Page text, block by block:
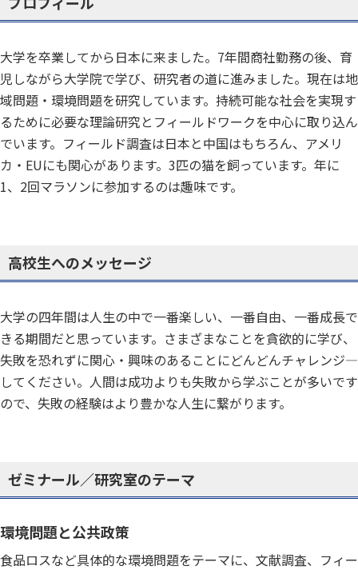
大学を卒業してから日本に来ました。7年間商社勤務の後、育
児しながら大学院で学び、研究者の道に進みました。現在は地
域問題・環境問題を研究しています。持続可能な社会を実現す
るために必要な理論研究とフィールドワークを中心に取り込ん
でいます。フィールド調査は日本と中国はもちろん、アメリ
カ・EUにも関心があります。3匹の猫を飼っています。年に
1、2回マラソンに参加するのは趣味です。
高校生へのメッセージ
大学の四年間は人生の中で一番楽しい、一番自由、一番成長で
きる期間だと思っています。さまざまなことを貪欲的に学び、
失敗を恐れずに関心・興味のあることにどんどんチャレンジ―
してください。人間は成功よりも失敗から学ぶことが多いです
ので、失敗の経験はより豊かな人生に繋がります。
ゼミナール／研究室のテーマ
環境問題と公共政策
食品ロスなど具体的な環境問題をテーマに、文献調査、フィー